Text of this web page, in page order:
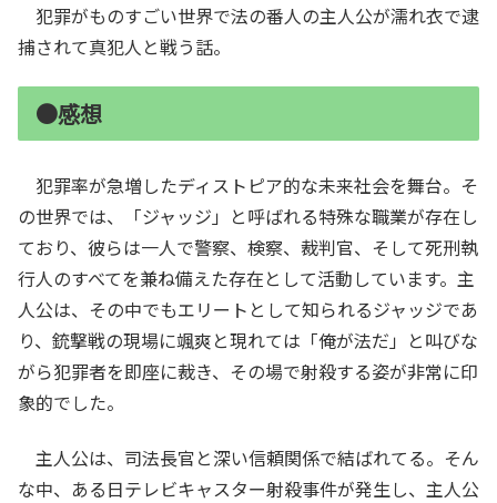
犯罪がものすごい世界で法の番人の主人公が濡れ衣で逮
捕されて真犯人と戦う話。
●感想
犯罪率が急増したディストピア的な未来社会を舞台。そ
の世界では、「ジャッジ」と呼ばれる特殊な職業が存在し
ており、彼らは一人で警察、検察、裁判官、そして死刑執
行人のすべてを兼ね備えた存在として活動しています。主
人公は、その中でもエリートとして知られるジャッジであ
り、銃撃戦の現場に颯爽と現れては「俺が法だ」と叫びな
がら犯罪者を即座に裁き、その場で射殺する姿が非常に印
象的でした。
主人公は、司法長官と深い信頼関係で結ばれてる。そん
な中、ある日テレビキャスター射殺事件が発生し、主人公